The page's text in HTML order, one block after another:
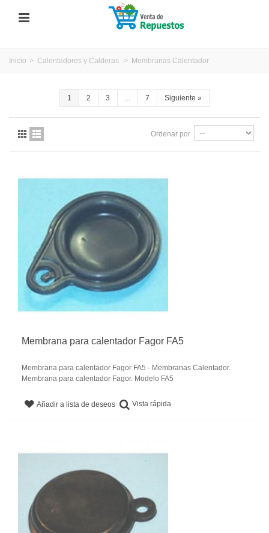
Inicio > Calentadores y Calderas > Membranas Calentador
1 2 3 ... 7 Siguiente »
Ordenar por
Membrana para calentador Fagor FA5
Membrana para calentador Fagor FA5 - Membranas Calentador.
Membrana para calentador Fagor. Modelo FA5
Añadir a lista de deseos Vista rápida